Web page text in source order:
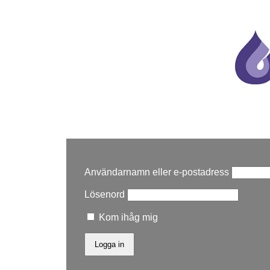
Användarnamn eller e-postadress
Lösenord
Kom ihåg mig